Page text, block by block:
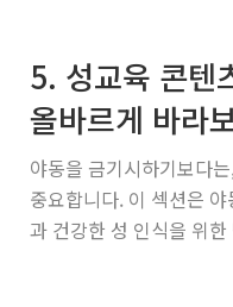
5. 성교육 콘텐
올바르게 바라
야동을 금기시하기보다
중요합니다. 이 섹션은
과 건강한 성 인식을 위